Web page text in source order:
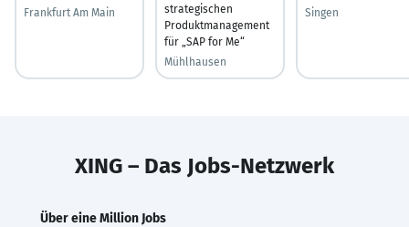
Frankfurt Am Main
strategischen
Produktmanagement
für „SAP for Me“
Mühlhausen
Singen
XING – Das Jobs-Netzwerk
Über eine Million Jobs